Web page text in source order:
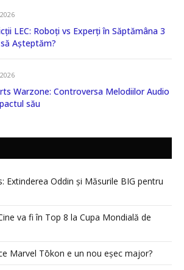
LEC: Roboți vs Experți în Săptămâna 3
Așteptăm?
Warzone: Controversa Melodiilor Audio
său
Extinderea Oddin și Măsurile BIG pentru
va fi în Top 8 la Cupa Mondială de
Marvel Tōkon e un nou eșec major?